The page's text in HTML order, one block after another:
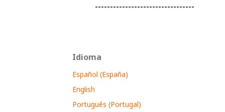
---------------------------------
Idioma
Español (España)
English
Português (Portugal)